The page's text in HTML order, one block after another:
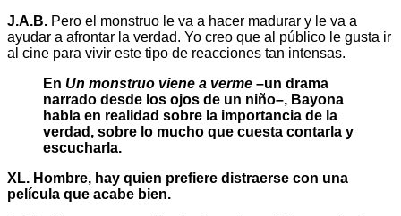
J.A.B. Pero el monstruo le va a hacer madurar y le va a
ayudar a afrontar la verdad. Yo creo que al público le gusta ir
al cine para vivir este tipo de reacciones tan intensas.
En Un monstruo viene a verme –un drama
narrado desde los ojos de un niño–, Bayona
habla en realidad sobre la importancia de la
verdad, sobre lo mucho que cuesta contarla y
escucharla.
XL. Hombre, hay quien prefiere distraerse con una
película que acabe bien.